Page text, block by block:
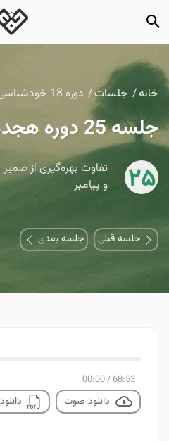
خانه جلسات دوره 18 خودشناسی
جلسه 25 دوره هجدهم خودشناسی
25
تفاوت بهره‌گیری از
و پیامبر
جلسه قبلی جلسه بعدی
68:53
/
00:00
دانلود صوت